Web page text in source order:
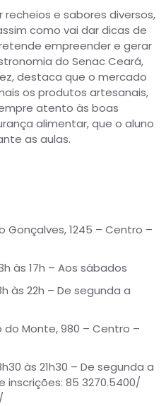
e sabores diversos,
como vai dar dicas de
empreender e gerar
do Senac Ceará,
destaca que o mercado
os produtos artesanais,
atento às boas
alimentar, que o aluno
as aulas.
Gonçalves, 1245 – Centro –
às 17h – Aos sábados
às 22h – De segunda a
do Monte, 980 – Centro –
às 21h30 – De segunda a
85 3270.5400/